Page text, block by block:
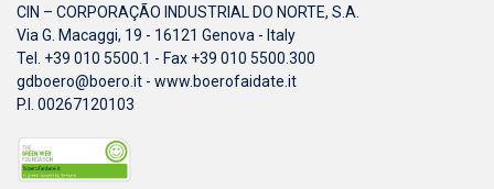
CIN – CORPORAÇÃO INDUSTRIAL DO NORTE, S.A.
Via G. Macaggi, 19 - 16121 Genova - Italy
Tel. +39 010 5500.1 - Fax +39 010 5500.300
gdboero@boero.it - www.boerofaidate.it
P.I. 00267120103